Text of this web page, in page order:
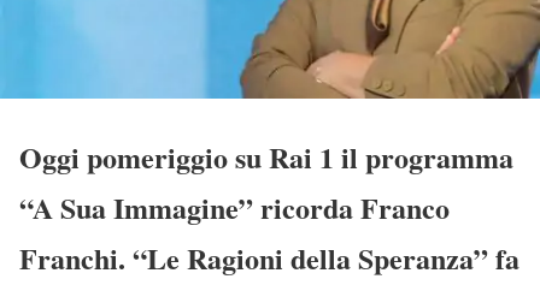
Oggi pomeriggio su Rai 1 il programma
“A Sua Immagine” ricorda Franco
Franchi. “Le Ragioni della Speranza” fa